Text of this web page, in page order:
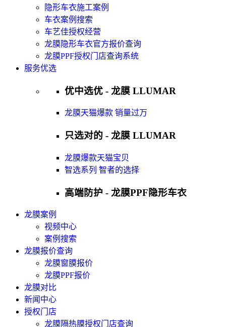
隐形车衣施工案例
车衣案例搜索
车艺佳授权经营
龙膜隐形车衣官方报价查询
龙膜PPF授权门店查询系统
服务优选
优中选优 - 龙膜 LLUMAR
龙膜天猫爆款 销量过万
只选对的 - 龙膜 LLUMAR
龙膜爆款天猫宝贝
智选系列 智者的选择
高端防护 - 龙膜PPF隐形车衣
龙膜案例
视频中心
案例搜索
龙膜报价查询
龙膜窗膜报价
龙膜PPF报价
龙膜对比
新闻中心
授权门店
龙膜隔热膜授权门店查询